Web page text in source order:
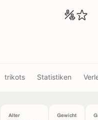
trikots Statistiken
Alter Gewicht